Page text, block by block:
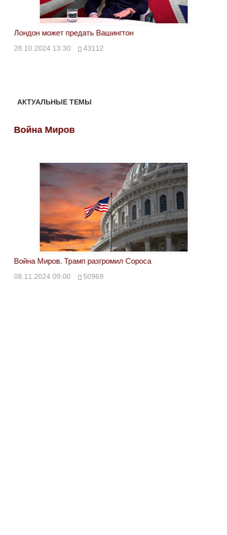
Лондон может предать Вашингтон
28.10.2024 13:30 43112
АКТУАЛЬНЫЕ ТЕМЫ
Война Миров
Война Миров. Трамп разгромил Сороса
08.11.2024 09:00 50969